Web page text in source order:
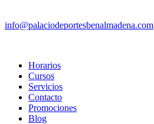
info@palaciodeportesbenalmadena.com
Horarios
Cursos
Servicios
Contacto
Promociones
Blog